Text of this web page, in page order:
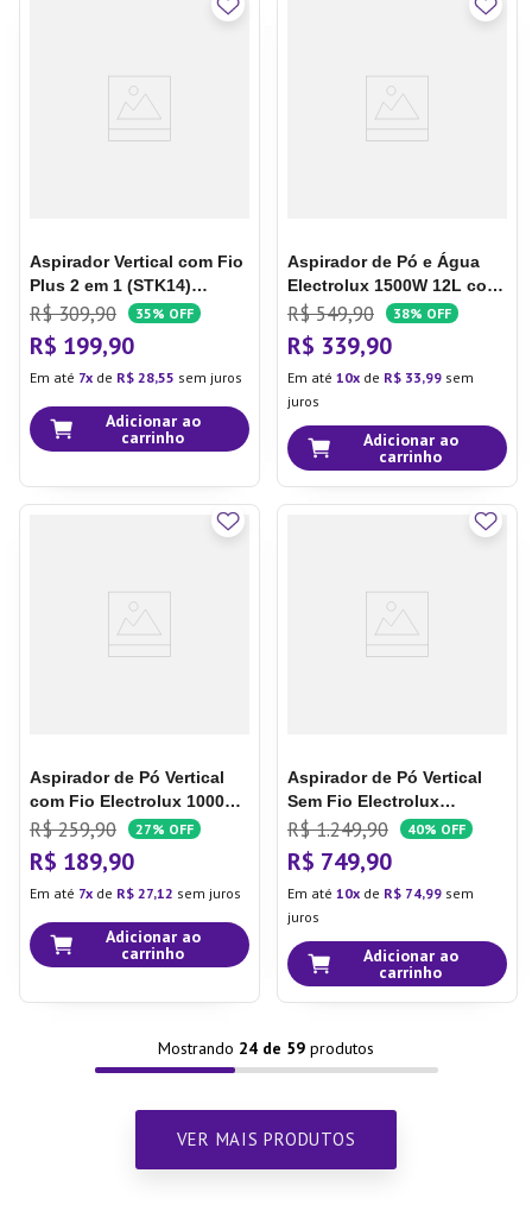
Aspirador Vertical com Fio
Plus 2 em 1 (STK14)
Aspirador Vertical com Fio
PowerSpeed Plus 2 em 1
(STK14)
R$ 309,90 35% OFF
R$ 199,90
Em até 7 de R$ 28,55 sem juros
Adicionar ao
carrinho
Aspirador de Pó e Água
Electrolux 1500W 12L com
ThermoControl e Função
Sopro Inox (GT12l)
R$ 549,90 38% OFF
R$ 339,90
Em até 10 de R$ 33,99 sem
juros
Adicionar ao
carrinho
Aspirador de Pó Vertical
com Fio Electrolux 1000W
2 em 1 Filtro HEPA Preto
(STK12) Aspirador de Pó
Vertical com Fio Electrolux
1000W 2 em 1 PowerSpeed
Filtro HEPA Preto (STK12)
R$ 259,90 27% OFF
R$ 189,90
Em até 7 de R$ 27,12 sem juros
Adicionar ao
carrinho
Aspirador de Pó Vertical
Sem Fio Electrolux
Ergorapido 2 em 1 Luz LED
até 38 min Branco
(ERG25B)
R$ 1.249,90 40% OFF
R$ 749,90
Em até 10 de R$ 74,99 sem
juros
Adicionar ao
carrinho
Mostrando 24 de 59